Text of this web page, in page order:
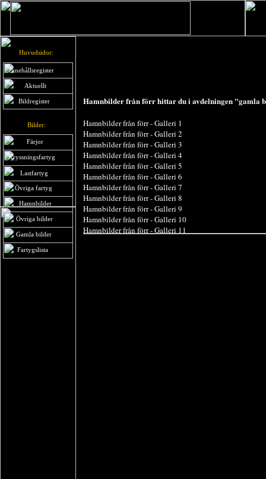
Huvudsidor:
Bilder:
Aktuellt
Bildregister
Innehållsregister
Färjor
Kryssningsfartyg
Lastfartyg
Övriga fartyg
Hamnbilder
Övriga bilder
Gamla bilder
Fartygslista
Hamnbilder från förr hittar du i avdelningen "gamla
Hamnbilder från förr - Galleri 1
Hamnbilder från förr - Galleri 2
Hamnbilder från förr - Galleri 3
Hamnbilder från förr - Galleri 4
Hamnbilder från förr - Galleri 5
Hamnbilder från förr - Galleri 6
Hamnbilder från förr - Galleri 7
Hamnbilder från förr - Galleri 8
Hamnbilder från förr - Galleri 9
Hamnbilder från förr - Galleri 10
Hamnbilder från förr - Galleri 11